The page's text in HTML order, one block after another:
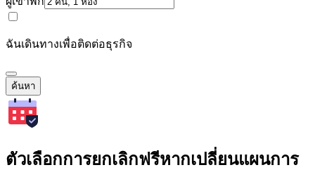
ฉันเดินทางเพื่อติดต่อธุรกิจ
ค้นหา
ตัวเลือกการยกเลิกฟรีหากเปลี่ยนแผนการ